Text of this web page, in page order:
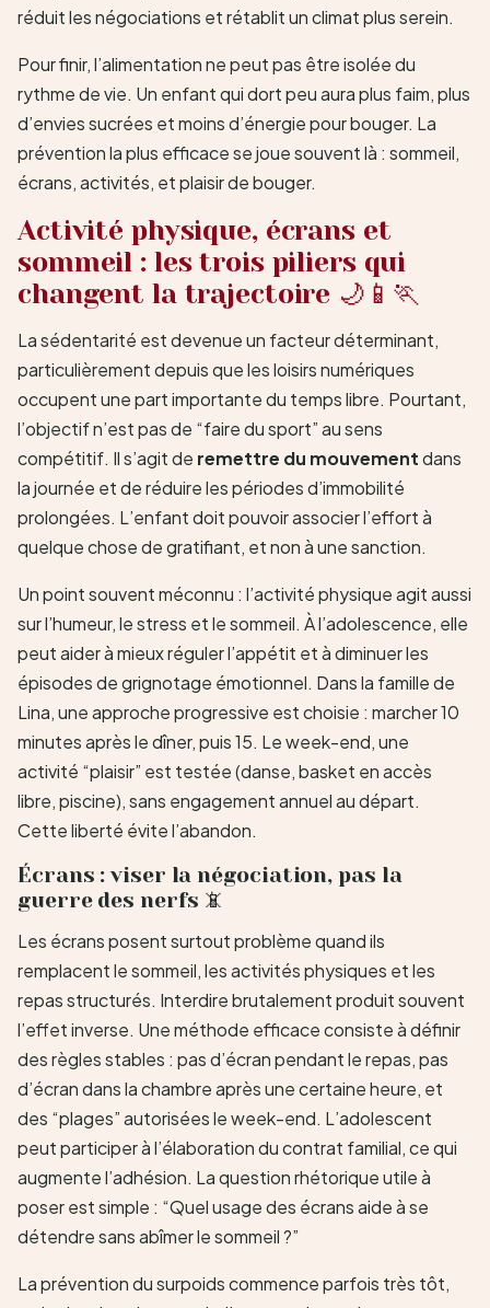
réduit les négociations et rétablit un climat plus serein.
Pour finir, l’alimentation ne peut pas être isolée du
rythme de vie. Un enfant qui dort peu aura plus faim, plus
d’envies sucrées et moins d’énergie pour bouger. La
prévention la plus efficace se joue souvent là : sommeil,
écrans, activités, et plaisir de bouger.
Activité physique, écrans et
sommeil : les trois piliers qui
changent la trajectoire 🌙📱🏃
La sédentarité est devenue un facteur déterminant,
particulièrement depuis que les loisirs numériques
occupent une part importante du temps libre. Pourtant,
l’objectif n’est pas de “faire du sport” au sens
compétitif. Il s’agit de remettre du mouvementdans
la journée et de réduire les périodes d’immobilité
prolongées. L’enfant doit pouvoir associer l’effort à
quelque chose de gratifiant, et non à une sanction.
Un point souvent méconnu : l’activité physique agit aussi
sur l’humeur, le stress et le sommeil. À l’adolescence, elle
peut aider à mieux réguler l’appétit et à diminuer les
épisodes de grignotage émotionnel. Dans la famille de
Lina, une approche progressive est choisie : marcher 10
minutes après le dîner, puis 15. Le week-end, une
activité “plaisir” est testée (danse, basket en accès
libre, piscine), sans engagement annuel au départ.
Cette liberté évite l’abandon.
Écrans : viser la négociation, pas la
guerre des nerfs 📵
Les écrans posent surtout problème quand ils
remplacent le sommeil, les activités physiques et les
repas structurés. Interdire brutalement produit souvent
l’effet inverse. Une méthode efficace consiste à définir
des règles stables : pas d’écran pendant le repas, pas
d’écran dans la chambre après une certaine heure, et
des “plages” autorisées le week-end. L’adolescent
peut participer à l’élaboration du contrat familial, ce qui
augmente l’adhésion. La question rhétorique utile à
poser est simple : “Quel usage des écrans aide à se
détendre sans abîmer le sommeil ?”
La prévention du surpoids commence parfois très tôt,